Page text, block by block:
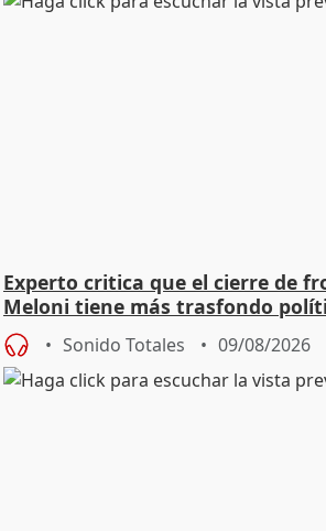
Experto critica que el cierre de
Meloni tiene más trasfondo
Sonido Totales 09/08/2026